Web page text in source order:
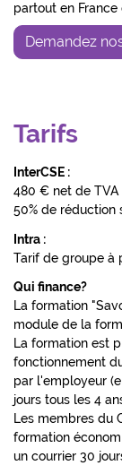
partout en
Demandez
Tarifs
InterCSE :
480 € net de TVA
50% de réduction
Intra :
Tarif de groupe à
Qui finance?
La formation
module de la
La formation est
fonctionnement
par l'employeur
jours tous les 4
Les membres du
formation
un courrier 30